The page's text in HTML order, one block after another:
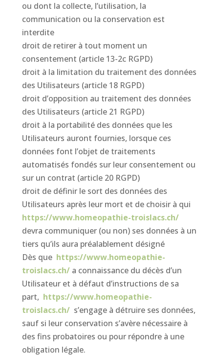
ou dont la collecte, l’utilisation, la
communication ou la conservation est
interdite
droit de retirer à tout moment un
consentement (article 13-2c RGPD)
droit à la limitation du traitement des données
des Utilisateurs (article 18 RGPD)
droit d’opposition au traitement des données
des Utilisateurs (article 21 RGPD)
droit à la portabilité des données que les
Utilisateurs auront fournies, lorsque ces
données font l’objet de traitements
automatisés fondés sur leur consentement ou
sur un contrat (article 20 RGPD)
droit de définir le sort des données des
Utilisateurs après leur mort et de choisir à qui
https://www.homeopathie-troislacs.ch/
devra communiquer (ou non) ses données à un
tiers qu’ils aura préalablement désigné
Dès que https://www.homeopathie-
troislacs.ch/ a connaissance du décès d’un
Utilisateur et à défaut d’instructions de sa
part, https://www.homeopathie-
troislacs.ch/ s’engage à détruire ses données,
sauf si leur conservation s’avère nécessaire à
des fins probatoires ou pour répondre à une
obligation légale.